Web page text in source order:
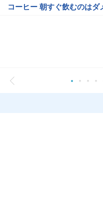
コーヒー 朝すぐ飲むのはダ